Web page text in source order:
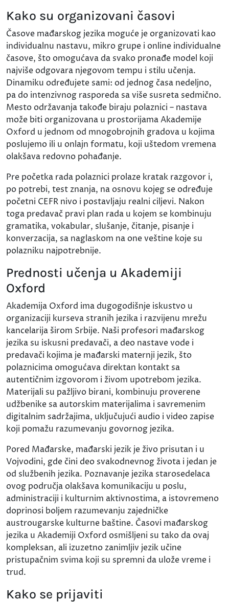
Kako su organizovani časovi
Časove mađarskog jezika moguće je organizovati kao
individualnu nastavu, mikro grupe i online individualne
časove, što omogućava da svako pronađe model koji
najviše odgovara njegovom tempu i stilu učenja.
Dinamiku određujete sami: od jednog časa nedeljno,
pa do intenzivnog rasporeda sa više susreta sedmično.
Mesto održavanja takođe biraju polaznici – nastava
može biti organizovana u prostorijama Akademije
Oxford u jednom od mnogobrojnih gradova u kojima
poslujemo ili u onlajn formatu, koji uštedom vremena
olakšava redovno pohađanje.
Pre početka rada polaznici prolaze kratak razgovor i,
po potrebi, test znanja, na osnovu kojeg se određuje
početni CEFR nivo i postavljaju realni ciljevi. Nakon
toga predavač pravi plan rada u kojem se kombinuju
gramatika, vokabular, slušanje, čitanje, pisanje i
konverzacija, sa naglaskom na one veštine koje su
polazniku najpotrebnije.
Prednosti učenja u Akademiji
Oxford
Akademija Oxford ima dugogodišnje iskustvo u
organizaciji kurseva stranih jezika i razvijenu mrežu
kancelarija širom Srbije. Naši profesori mađarskog
jezika su iskusni predavači, a deo nastave vode i
predavači kojima je mađarski maternji jezik, što
polaznicima omogućava direktan kontakt sa
autentičnim izgovorom i živom upotrebom jezika.
Materijali su pažljivo birani, kombinuju proverene
udžbenike sa autorskim materijalima i savremenim
digitalnim sadržajima, uključujući audio i video zapise
koji pomažu razumevanju govornog jezika.
Pored Mađarske, mađarski jezik je živo prisutan i u
Vojvodini, gde čini deo svakodnevnog života i jedan je
od službenih jezika. Poznavanje jezika starosedelaca
ovog područja olakšava komunikaciju u poslu,
administraciji i kulturnim aktivnostima, a istovremeno
doprinosi boljem razumevanju zajedničke
austrougarske kulturne baštine. Časovi mađarskog
jezika u Akademiji Oxford osmišljeni su tako da ovaj
kompleksan, ali izuzetno zanimljiv jezik učine
pristupačnim svima koji su spremni da ulože vreme i
trud.
Kako se prijaviti